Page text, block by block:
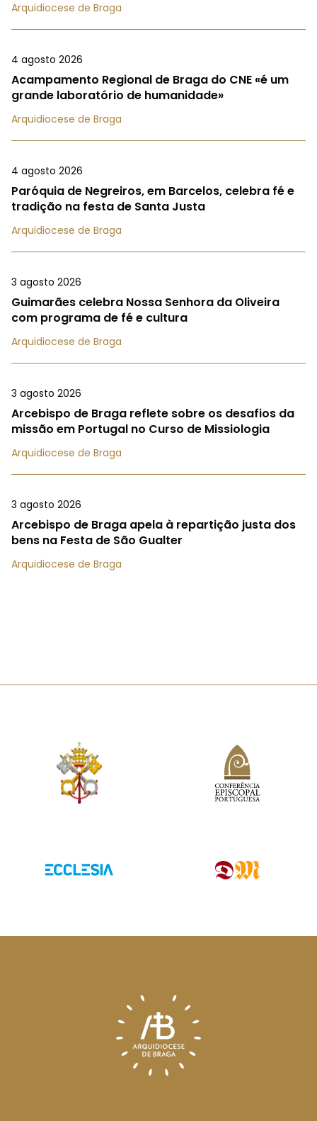
Arquidiocese de Braga
4 agosto 2026
Acampamento Regional de Braga do CNE «é um
grande laboratório de humanidade»
Arquidiocese de Braga
4 agosto 2026
Paróquia de Negreiros, em Barcelos, celebra fé e
tradição na festa de Santa Justa
Arquidiocese de Braga
3 agosto 2026
Guimarães celebra Nossa Senhora da Oliveira
com programa de fé e cultura
Arquidiocese de Braga
3 agosto 2026
Arcebispo de Braga reflete sobre os desafios da
missão em Portugal no Curso de Missiologia
Arquidiocese de Braga
3 agosto 2026
Arcebispo de Braga apela à repartição justa dos
bens na Festa de São Gualter
Arquidiocese de Braga